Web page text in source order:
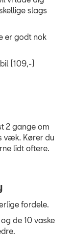
OM OS
RESERVEDELE
slags
er godt nok
(109,-)
2 gange om
væk. Kører du
lidt oftere.
fordele.
de 10 vaske